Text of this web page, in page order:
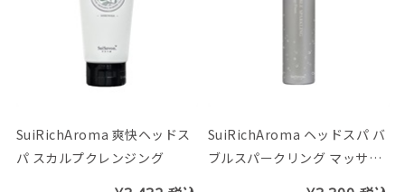
SuiRichAroma 爽快ヘッドス
パ スカルプクレンジング
SuiRichAroma ヘッドスパ バ
ブルスパークリング マッサー